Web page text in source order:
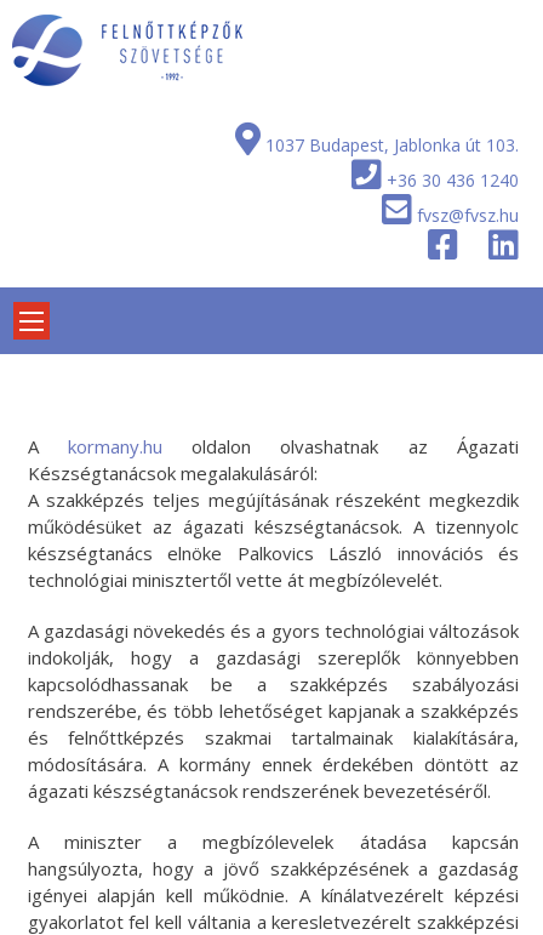
Skip
to
content
1037 Budapest, Jablonka út 103.
+36 30 436 1240
fvsz@fvsz.hu
A kormany.hu oldalon olvashatnak az Ágazati
Készségtanácsok megalakulásáról:
A szakképzés teljes megújításának részeként megkezdik
működésüket az ágazati készségtanácsok. A tizennyolc
készségtanács elnöke Palkovics László innovációs és
technológiai minisztertől vette át megbízólevelét.
A gazdasági növekedés és a gyors technológiai változások
indokolják, hogy a gazdasági szereplők könnyebben
kapcsolódhassanak be a szakképzés szabályozási
rendszerébe, és több lehetőséget kapjanak a szakképzés
és felnőttképzés szakmai tartalmainak kialakítására,
módosítására. A kormány ennek érdekében döntött az
ágazati készségtanácsok rendszerének bevezetéséről.
A miniszter a megbízólevelek átadása kapcsán
hangsúlyozta, hogy a jövő szakképzésének a gazdaság
igényei alapján kell működnie. A kínálatvezérelt képzési
gyakorlatot fel kell váltania a keresletvezérelt szakképzési